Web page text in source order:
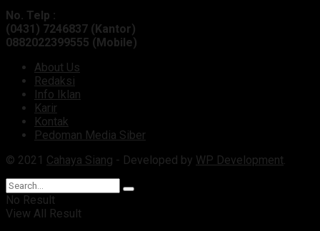
No. Telp :
(0431) 7246837 (Kantor)
0882022399555 (Mobile)
About Us
Redaksi
Info Iklan
Karir
Kontak
Pedoman Media Siber
© 2021 Cahaya Siang - Developed by WP Development.
No Result
View All Result